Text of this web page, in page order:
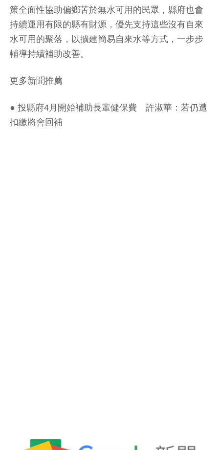
策全面性協助偏鄉苦於無水可用的民眾，縣府也會
持續運用有限的縣有財源，優先支持這些沒有自來
水可用的聚落，以擴建簡易自來水等方式，一步步
輔導持續補助改善。
更多新聞推薦
● 投縣府4月開始補助長輩健保費 許淑華：若仍遭
扣繳將會回補